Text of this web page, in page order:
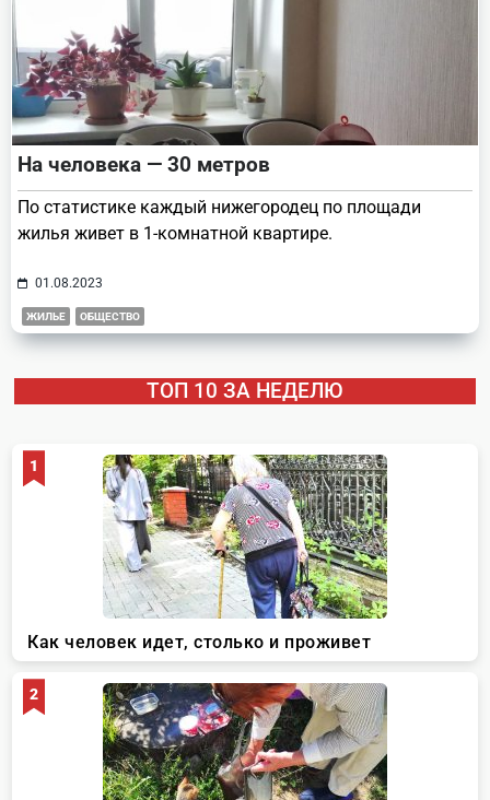
На человека — 30 метров
По статистике каждый нижегородец по площади
жилья живет в 1-комнатной квартире.
01.08.2023
ЖИЛЬЕ ОБЩЕСТВО
ТОП 10 ЗА НЕДЕЛЮ